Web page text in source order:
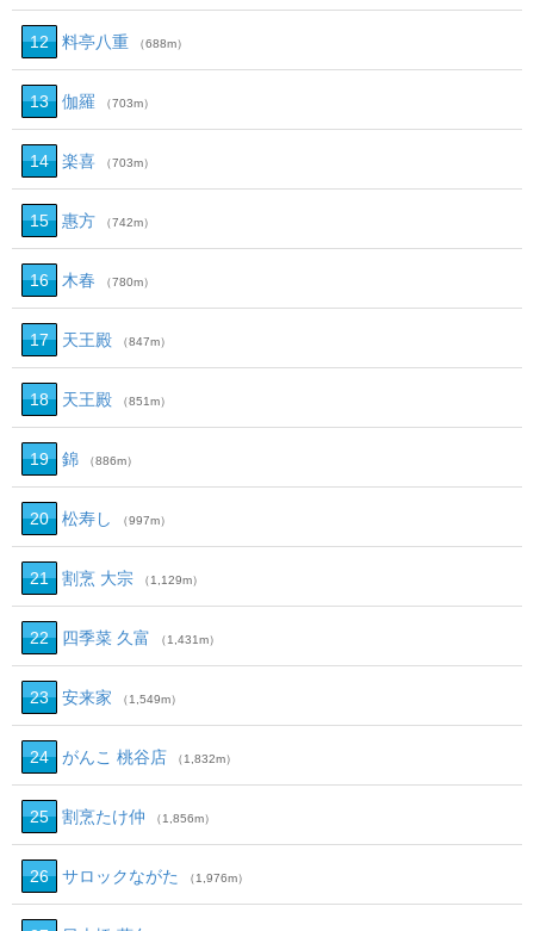
12 料亭八重 （688m）
13 伽羅 （703m）
14 楽喜 （703m）
15 惠方 （742m）
16 木春 （780m）
17 天王殿 （847m）
18 天王殿 （851m）
19 錦 （886m）
20 松寿し （997m）
21 割烹 大宗 （1,129m）
22 四季菜 久富 （1,431m）
23 安来家 （1,549m）
24 がんこ 桃谷店 （1,832m）
25 割烹たけ仲 （1,856m）
26 サロックながた （1,976m）